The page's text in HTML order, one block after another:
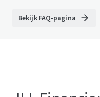
Bekijk FAQ-pagina